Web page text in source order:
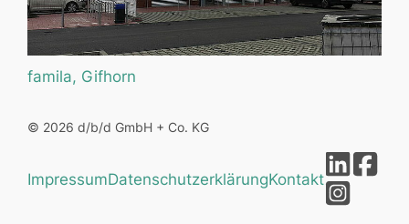
famila, Gifhorn
© 2026 d/b/d GmbH + Co. KG
ImpressumDatenschutzerklärungKontakt